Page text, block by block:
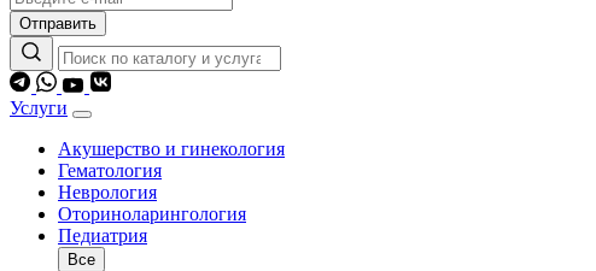
Отправить
Услуги
Акушерство и гинекология
Гематология
Неврология
Оториноларингология
Педиатрия
Все